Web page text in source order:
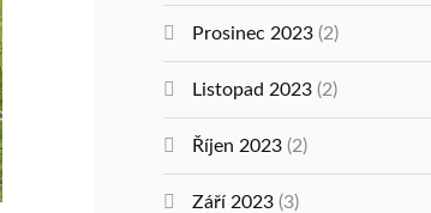
Prosinec 2023 (2)
Listopad 2023 (2)
Říjen 2023 (2)
Září 2023 (3)